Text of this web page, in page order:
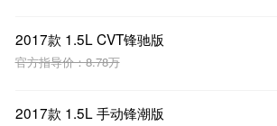
2017款 1.5L CVT锋驰版
官方指导价：8.78万
2017款 1.5L 手动锋潮版